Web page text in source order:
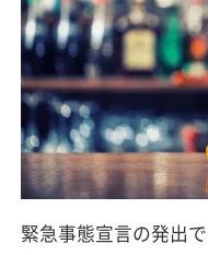
緊急事態宣言の発出